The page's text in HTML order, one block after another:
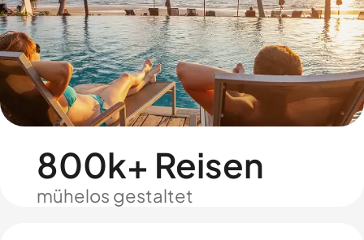
800k+ Reisen
mühelos gestaltet